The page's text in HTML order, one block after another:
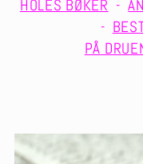
:
HOLES BØKER -
-
PÅ